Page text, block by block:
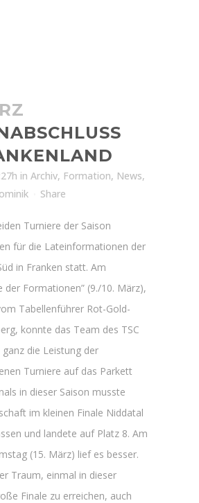
in Archiv, Formation, News,
Share
Turniere der Saison
für die Lateinformationen der
in Franken statt. Am
der Formationen” (9./10. März),
Tabellenführer Rot-Gold-
konnte das Team des TSC
die Leistung der
Turniere auf das Parkett
in dieser Saison musste
im kleinen Finale Niddatal
und landete auf Platz 8. Am
(15. März) lief es besser.
Traum, einmal in dieser
Finale zu erreichen, auch